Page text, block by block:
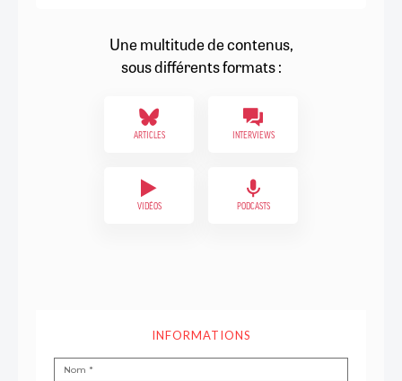
Une multitude de contenus,
sous différents formats :
ARTICLES INTERVIEWS
VIDÉOS PODCASTS